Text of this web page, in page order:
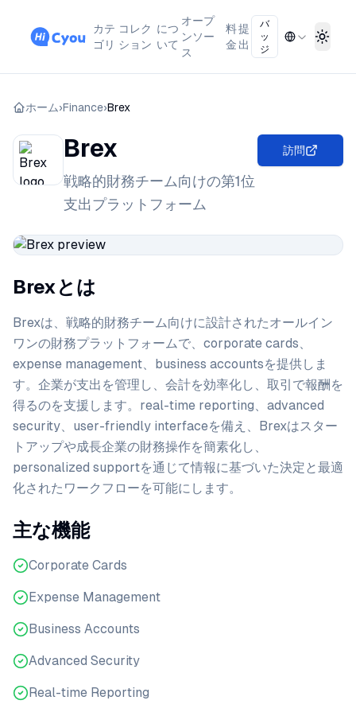
カテ
ゴリ
コレク
ション
につ
いて
オープ
ンソー
ス
料
金
提
出
バ
ッ
ジ
ホーム›Finance›Brex
Brex
戦略的財務チーム向けの第1位
支出プラットフォーム
訪問
Brexとは
Brexは、戦略的財務チーム向けに設計されたオールイン
ワンの財務プラットフォームで、corporate cards、
expense management、business accountsを提供しま
す。企業が支出を管理し、会計を効率化し、取引で報酬を
得るのを支援します。real-time reporting、advanced
security、user-friendly interfaceを備え、Brexはスター
トアップや成長企業の財務操作を簡素化し、
personalized supportを通じて情報に基づいた決定と最適
化されたワークフローを可能にします。
主な機能
Corporate Cards
Expense Management
Business Accounts
Advanced Security
Real-time Reporting